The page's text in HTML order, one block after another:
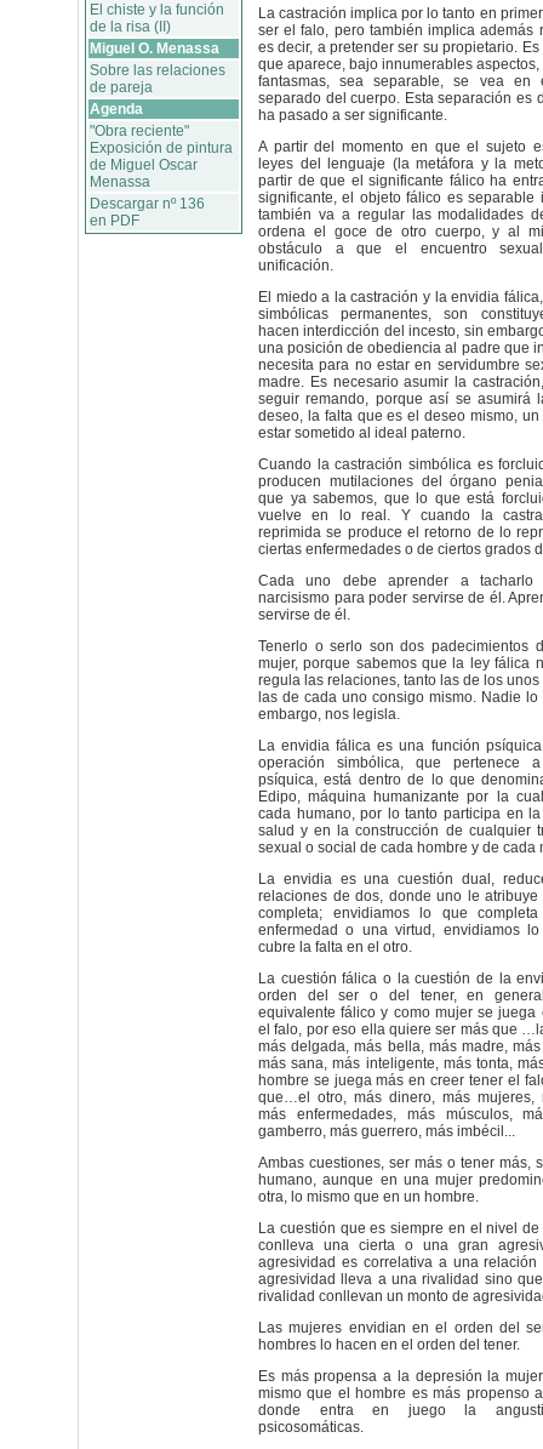
El chiste y la función
de la risa (II)
Miguel O. Menassa
Sobre las relaciones
de pareja
Agenda
"Obra reciente"
Exposición de pintura
de Miguel Oscar
Menassa
Descargar nº 136
en PDF
La castración implica por lo tanto en
ser el falo, pero también implica además
es decir, a pretender ser su propietario.
que aparece, bajo innumerables
fantasmas, sea separable, se vea en
separado del cuerpo. Esta separación es
ha pasado a ser significante.
A partir del momento en que el sujeto
leyes del lenguaje (la metáfora y la
partir de que el significante fálico ha
significante, el objeto fálico es separable
también va a regular las modalidades
ordena el goce de otro cuerpo, y al
obstáculo a que el encuentro
unificación.
El miedo a la castración y la envidia
simbólicas permanentes, son
hacen interdicción del incesto, sin
una posición de obediencia al padre que
necesita para no estar en servidumbre
madre. Es necesario asumir la
seguir remando, porque así se asumirá
deseo, la falta que es el deseo mismo,
estar sometido al ideal paterno.
Cuando la castración simbólica es
producen mutilaciones del órgano
que ya sabemos, que lo que está
vuelve en lo real. Y cuando la
reprimida se produce el retorno de lo
ciertas enfermedades o de ciertos grados
Cada uno debe aprender a
narcisismo para poder servirse de él.
servirse de él.
Tenerlo o serlo son dos padecimientos
mujer, porque sabemos que la ley fálica
regula las relaciones, tanto las de los
las de cada uno consigo mismo. Nadie
embargo, nos legisla.
La envidia fálica es una función
operación simbólica, que pertenece
psíquica, está dentro de lo que
Edipo, máquina humanizante por la
cada humano, por lo tanto participa en
salud y en la construcción de cualquier
sexual o social de cada hombre y de cada
La envidia es una cuestión dual,
relaciones de dos, donde uno le
completa; envidiamos lo que
enfermedad o una virtud, envidiamos
cubre la falta en el otro.
La cuestión fálica o la cuestión de la
orden del ser o del tener, en
equivalente fálico y como mujer se juega
el falo, por eso ella quiere ser más que
más delgada, más bella, más madre,
más sana, más inteligente, más tonta,
hombre se juega más en creer tener el
que…el otro, más dinero, más mujeres,
más enfermedades, más músculos,
gamberro, más guerrero, más imbécil...
Ambas cuestiones, ser más o tener más,
humano, aunque en una mujer
otra, lo mismo que en un hombre.
La cuestión que es siempre en el nivel
conlleva una cierta o una gran
agresividad es correlativa a una
agresividad lleva a una rivalidad sino
rivalidad conllevan un monto de
Las mujeres envidian en el orden del
hombres lo hacen en el orden del tener.
Es más propensa a la depresión la
mismo que el hombre es más propenso
donde entra en juego la
psicosomáticas.